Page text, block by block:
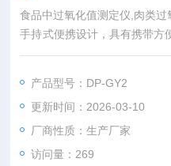
食品中过氧化值测定仪,肉类
手持式便携设计，具有携带方
值含量，适合工商部门、卫
产品型号：DP-GY2
更新时间：2026-03-10
厂商性质：生产厂家
访问量：269